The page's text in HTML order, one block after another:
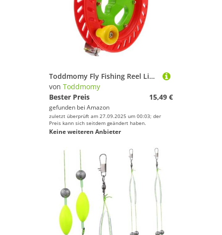
Toddmomy Fly Fishing Reel Line Keeper Leicht Robust Zum Aufbewahren Von Angelschnur Haken Und Vorfächern Für Salzwasserangeln
von Toddmomy
Bester Preis
15,49 €
gefunden bei Amazon
zuletzt überprüft am 27.09.2025 um 00:03; der
Preis kann sich seitdem geändert haben.
Keine weiteren Anbieter